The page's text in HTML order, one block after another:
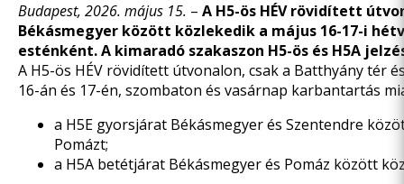
Budapest, 2026. május 15. – A H5-ös HÉV rövidített
Békásmegyer között közlekedik a május 16-17-i
esténként. A kimaradó szakaszon H5-ös és H5A
A H5-ös HÉV rövidített útvonalon, csak a Batthyány tér
16-án és 17-én, szombaton és vasárnap karbantartás
a H5E gyorsjárat Békásmegyer és Szentendre
Pomázt;
a H5A betétjárat Békásmegyer és Pomáz között